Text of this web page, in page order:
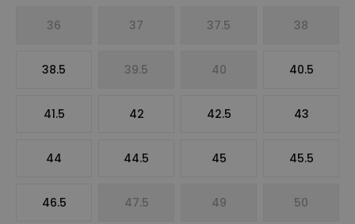
36 37 37.5 38
38.5 39.5 40 40.5
41.5 42 42.5 43
44 44.5 45 45.5
46.5 47.5 49 50